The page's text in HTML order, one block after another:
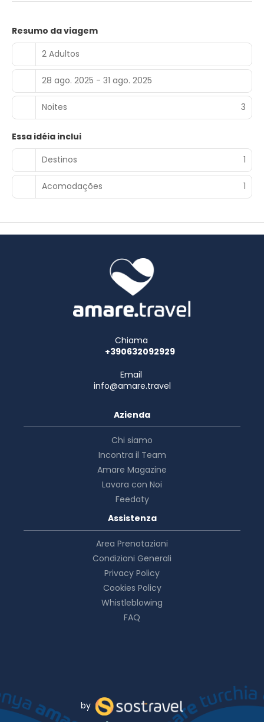
Resumo da viagem
2 Adultos
28 ago. 2025 - 31 ago. 2025
Noites 3
Essa idéia inclui
Destinos
1
Acomodações 1
Chiama
+390632092929
Email
info@amare.travel
Azienda
Chi siamo
Incontra il Team
Amare Magazine
Lavora con Noi
Feedaty
Assistenza
Area Prenotazioni
Condizioni Generali
Privacy Policy
Cookies Policy
Whistleblowing
FAQ
by